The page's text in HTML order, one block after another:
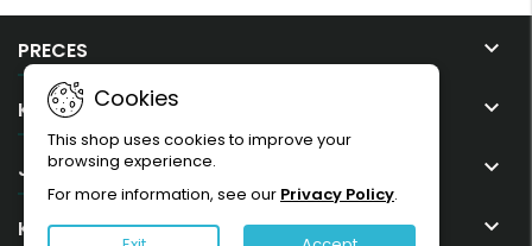
PRECES 
KOMPĀNIJA 
JŪSU KONTS 
KONTAKTI 
Cookies
This shop uses cookies to improve your
browsing experience.
For more information, see our Privacy Policy.